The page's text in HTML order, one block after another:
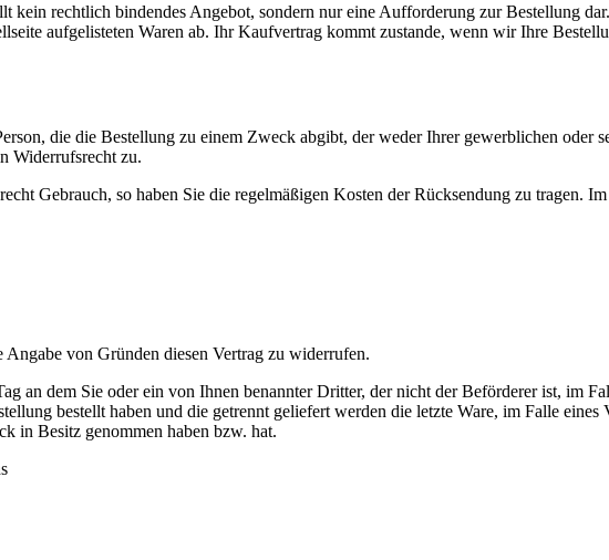
kein rechtlich bindendes Angebot, sondern nur eine Aufforderung zur Bestellung
aufgelisteten Waren ab. Ihr Kaufvertrag kommt zustande, wenn wir Ihre
die die Bestellung zu einem Zweck abgibt, der weder Ihrer gewerblichen oder
Widerrufsrecht zu.
Gebrauch, so haben Sie die regelmäßigen Kosten der Rücksendung zu tragen.
Angabe von Gründen diesen Vertrag zu widerrufen.
an dem Sie oder ein von Ihnen benannter Dritter, der nicht der Beförderer ist, im
bestellt haben und die getrennt geliefert werden die letzte Ware, im Falle
in Besitz genommen haben bzw. hat.